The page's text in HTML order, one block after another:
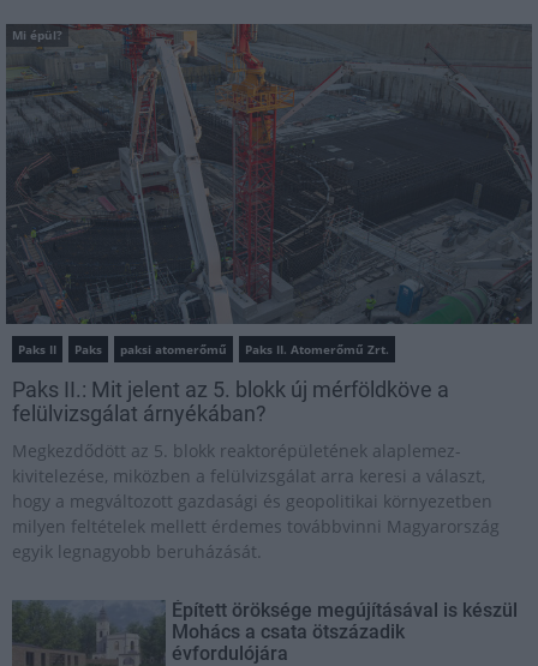
Mi épül?
Paks II Paks paksi atomerőmű Paks II. Atomerőmű Zrt.
Paks II.: Mit jelent az 5. blokk új mérföldköve a
felülvizsgálat árnyékában?
Megkezdődött az 5. blokk reaktorépületének alaplemez-
kivitelezése, miközben a felülvizsgálat arra keresi a választ,
hogy a megváltozott gazdasági és geopolitikai környezetben
milyen feltételek mellett érdemes továbbvinni Magyarország
egyik legnagyobb beruházását.
Épített öröksége megújításával is készül
Mohács a csata ötszázadik
évfordulójára